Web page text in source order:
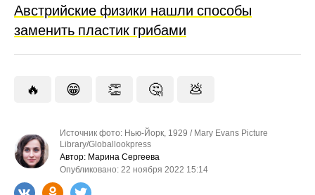
Австрийские физики нашли способы
заменить пластик грибами
🔥 😁 👏 🤔 💩
Источник фото: Нью-Йорк, 1929 / Mary Evans Picture
Library/Globallookpress
Автор: Марина Сергеева
Опубликовано: 22 ноября 2022 15:14